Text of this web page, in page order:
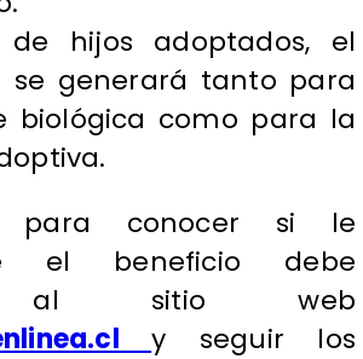
de hijos adoptados, el
se generará tanto para
biológica como para la
para conocer si le
el beneficio debe
al sitio web
y seguir los